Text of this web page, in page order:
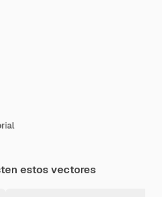
estos vectores